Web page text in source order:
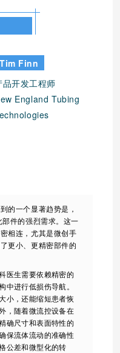
Tim Finn
品开发工程师
England Tubing
的一个显著趋势是，
件的强烈需求。这一
相连，尤其是微创手
更小、更精密部件的
医生需要依赖精密的
进行低损伤导航。
小，还能缩短患者恢
，随着微流控设备在
确尺寸和表面特性的
保流体流动的准确性
公差和微型化的转